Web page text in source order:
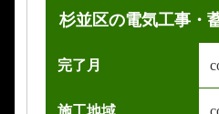
杉並区の電気工事・
完了月
施工地域